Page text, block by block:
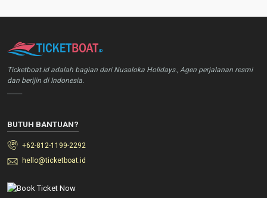
Ticketboat.id adalah bagian dari Nusaloka Holidays., Agen perjalanan resmi
dan berijin di Indonesia.
BUTUH BANTUAN?
+62-812-1199-2292
hello@ticketboat.id